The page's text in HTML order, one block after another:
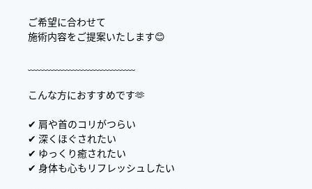
ご希望に合わせて
施術内容をご提案いたします😊
こんな方におすすめです🫶
✔ 肩や首のコリがつらい
✔ 深くほぐされたい
✔ ゆっくり癒されたい
✔ 身体も心もリフレッシュしたい